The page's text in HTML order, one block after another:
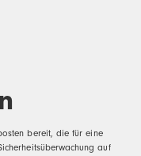
bereit, die für eine
auf